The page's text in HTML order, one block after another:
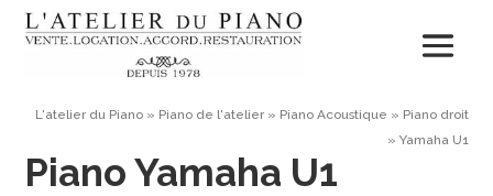
L'atelier du Piano» Piano de l'atelier» Piano Acoustique » Piano droit
» Yamaha U1
Piano Yamaha U1